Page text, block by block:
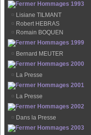
Hommages 1993
¤ Lisiane TILMANT
¤ Robert HEBRAS
¤ Romain BOQUEN
Hommages 1999
¤ Bernard MEUTER
Hommages 2000
¤ La Presse
Hommages 2001
¤ La Presse
Hommages 2002
¤ Dans la Presse
Hommages 2003